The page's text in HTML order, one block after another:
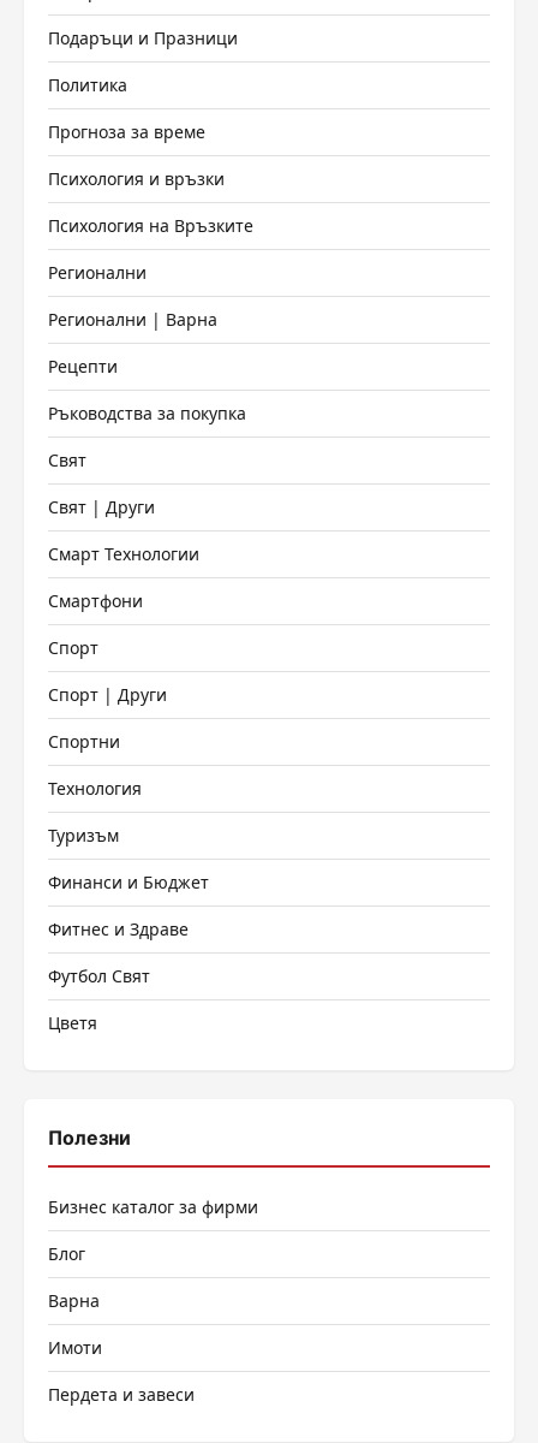
Подаръци и Празници
Политика
Прогноза за време
Психология и връзки
Психология на Връзките
Регионални
Регионални | Варна
Рецепти
Ръководства за покупка
Свят
Свят | Други
Смарт Технологии
Смартфони
Спорт
Спорт | Други
Спортни
Технология
Туризъм
Финанси и Бюджет
Фитнес и Здраве
Футбол Свят
Цветя
Полезни
Бизнес каталог за фирми
Блог
Варна
Имоти
Пердета и завеси